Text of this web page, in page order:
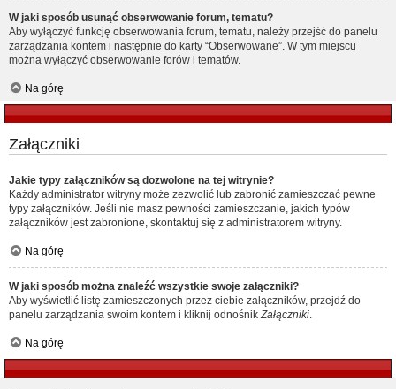
W jaki sposób usunąć obserwowanie forum, tematu?
Aby wyłączyć funkcję obserwowania forum, tematu, należy przejść do panelu
zarządzania kontem i następnie do karty “Obserwowane”. W tym miejscu
można wyłączyć obserwowanie forów i tematów.
Na górę
Załączniki
Jakie typy załączników są dozwolone na tej witrynie?
Każdy administrator witryny może zezwolić lub zabronić zamieszczać pewne
typy załączników. Jeśli nie masz pewności zamieszczanie, jakich typów
załączników jest zabronione, skontaktuj się z administratorem witryny.
Na górę
W jaki sposób można znaleźć wszystkie swoje załączniki?
Aby wyświetlić listę zamieszczonych przez ciebie załączników, przejdź do
panelu zarządzania swoim kontem i kliknij odnośnikZałączniki.
Na górę